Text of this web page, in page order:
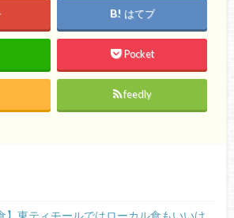
はてブ
Pocket
feedly
】東ティモールではローカル食もいいけ